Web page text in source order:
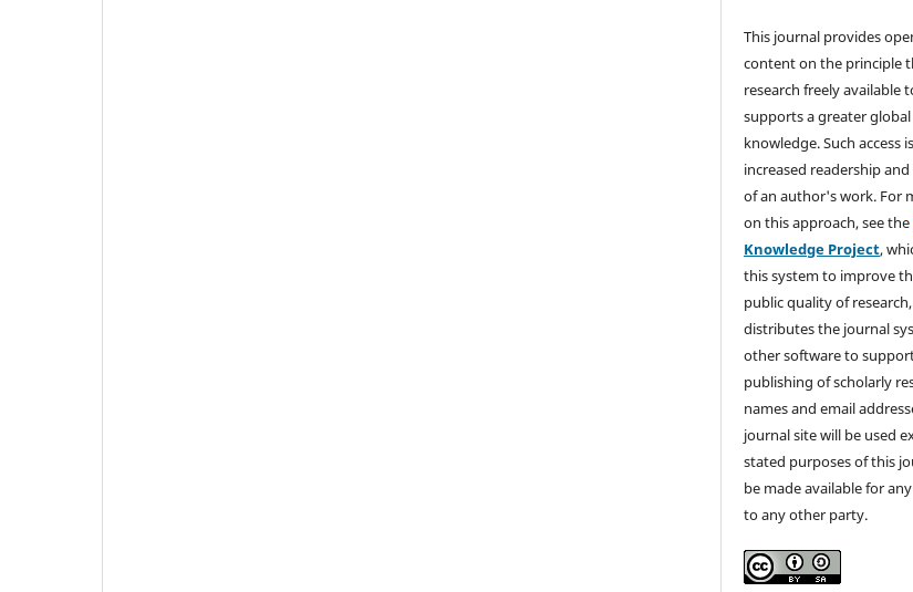
This journal provides
content on the principle
research freely available
supports a greater
knowledge. Such access
increased readership
of an author's work. For
on this approach, see the
Knowledge Project,
this system to improve
public quality of
distributes the journal
other software to
publishing of scholarly
names and email
journal site will be used
stated purposes of this
be made available for
to any other party.